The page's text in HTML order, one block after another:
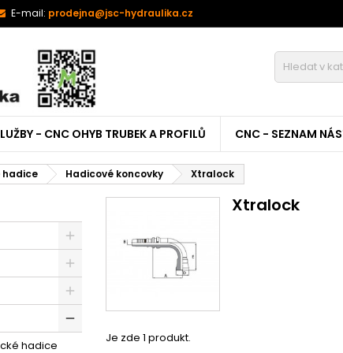
E-mail: prodejna@jsc-hydraulika.cz
- CNC OHYB TRUBEK A PROFILŮ CNC - SEZNAM
hadice Hadicové koncovky Xtralock
hadice
Xtralock
Je zde 1 produkt.